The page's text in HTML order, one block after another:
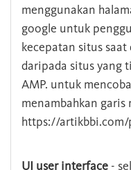
menggunakan
google untuk
kecepatan situs
daripada situs yang
AMP. untuk
menambahkan
https://
UI user interface -